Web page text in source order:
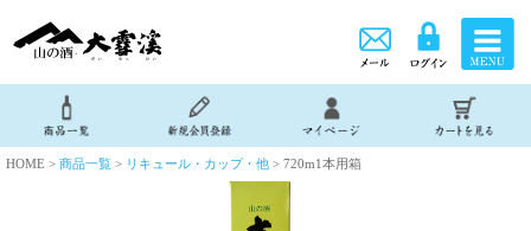
HOME > 商品一覧 > リキュール・カップ・他 > 720m1本用箱